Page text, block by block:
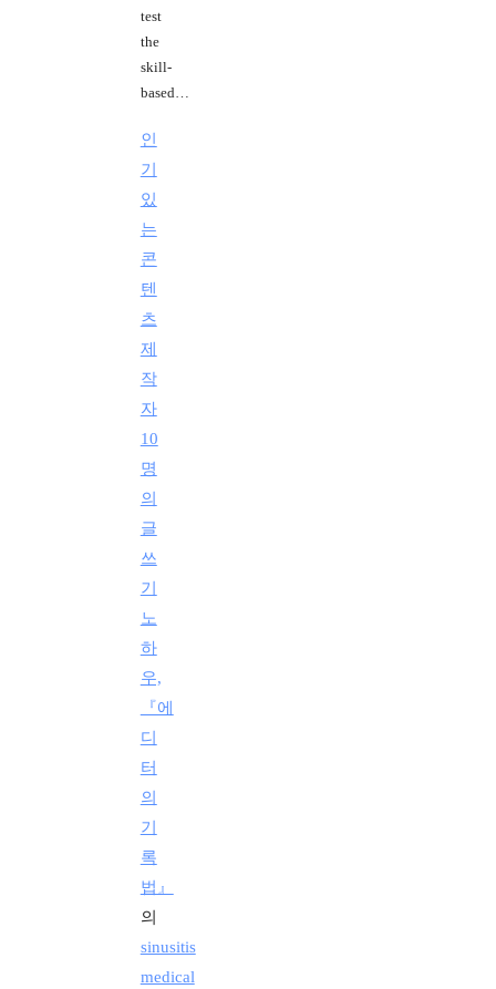
test
the
skill-
based…
인
기
있
는
콘
텐
츠
제
작
자
10
명
의
글
쓰
기
노
하
우,
『에
디
터
의
기
록
법』
의
sinusitis
medical